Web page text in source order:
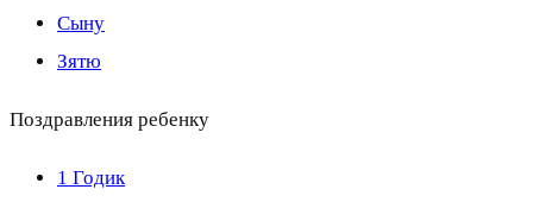
Сыну
Зятю
Поздравления ребенку
1 Годик